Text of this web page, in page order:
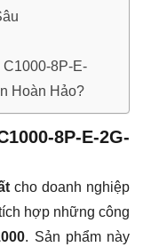
C1000-8P-E-
Hoàn Hảo?
8P-E-2G-
cho doanh nghiệp
hợp những công
. Sản phẩm này